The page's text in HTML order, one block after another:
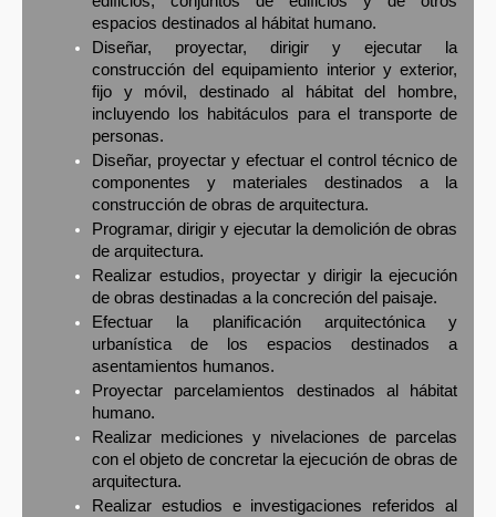
espacios destinados al hábitat humano.
Diseñar, proyectar, dirigir y ejecutar la
construcción del equipamiento interior y exterior,
fijo y móvil, destinado al hábitat del hombre,
incluyendo los habitáculos para el transporte de
personas.
Diseñar, proyectar y efectuar el control técnico de
componentes y materiales destinados a la
construcción de obras de arquitectura.
Programar, dirigir y ejecutar la demolición de obras
de arquitectura.
Realizar estudios, proyectar y dirigir la ejecución
de obras destinadas a la concreción del paisaje.
Efectuar la planificación arquitectónica y
urbanística de los espacios destinados a
asentamientos humanos.
Proyectar parcelamientos destinados al hábitat
humano.
Realizar mediciones y nivelaciones de parcelas
con el objeto de concretar la ejecución de obras de
arquitectura.
Realizar estudios e investigaciones referidos al